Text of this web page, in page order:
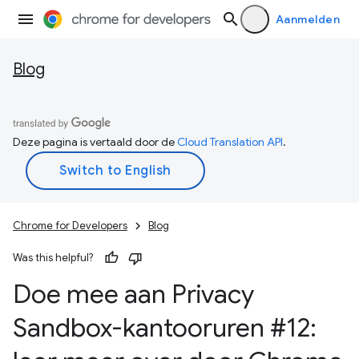
Aanmelden
Blog
Deze pagina is vertaald door deCloud Translation API.
Chrome for Developers Blog
Was this helpful?
Doe mee aan Privacy
Sandbox-kantooruren #12: